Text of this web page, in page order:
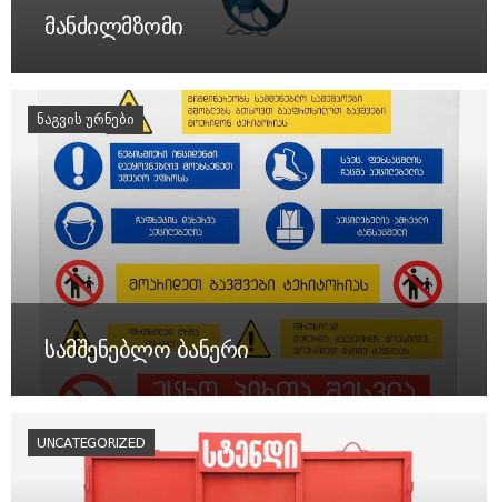
მანძილმზომი
სამშენებლო ბანერი
ᲜᲐᲒᲕᲘᲡ ᲣᲠᲜᲔᲑᲘ
UNCATEGORIZED